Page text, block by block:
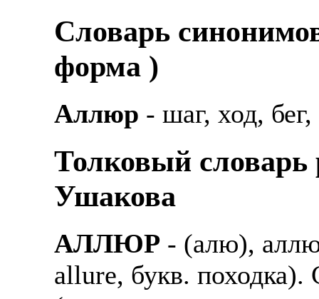
Cловарь
форма )
Аллюр - шаг, ход,
Толковый словарь
Ушакова
АЛЛЮР - (алю),
allure, букв. походка).